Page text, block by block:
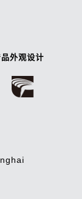
品外观设计